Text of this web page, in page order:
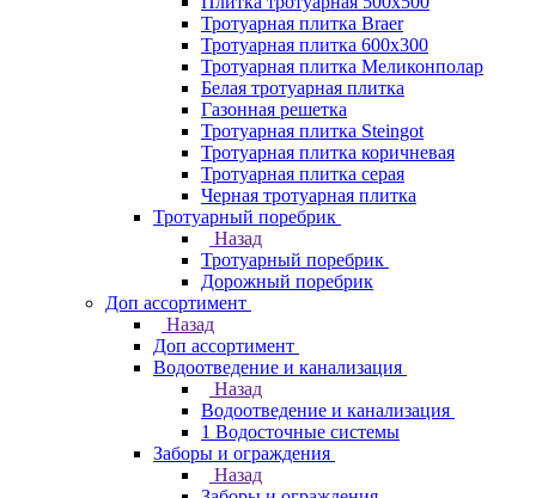
Тротуарная плитка Braer
Тротуарная плитка 600х300
Тротуарная плитка Меликонполар
Белая тротуарная плитка
Газонная решетка
Тротуарная плитка Steingot
Тротуарная плитка коричневая
Тротуарная плитка серая
Черная тротуарная плитка
Тротуарный поребрик
Назад
Тротуарный поребрик
Дорожный поребрик
Доп ассортимент
Назад
Доп ассортимент
Водоотведение и канализация
Назад
Водоотведение и канализация
1 Водосточные системы
Заборы и ограждения
Назад